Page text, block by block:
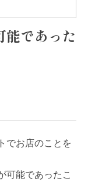
能であった
でお店のことを
可能であったこ